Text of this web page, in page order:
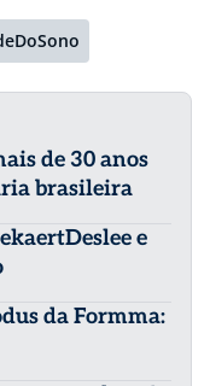
de 30 anos
brasileira
e
da Formma: